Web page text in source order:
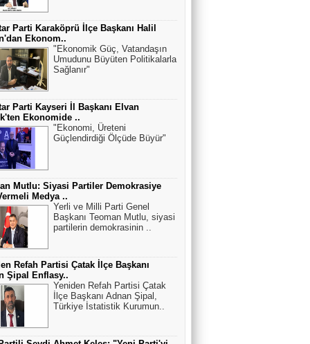
Parti Karaköprü İlçe Başkanı Halil
Ekonom..
"Ekonomik Güç, Vatandaşın
Umudunu Büyüten Politikalarla
Sağlanır"
Parti Kayseri İl Başkanı Elvan
Ekonomide ..
"Ekonomi, Üreteni
Güçlendirdiği Ölçüde Büyür"
Mutlu: Siyasi Partiler Demokrasiye
Medya ..
Yerli ve Milli Parti Genel
Başkanı Teoman Mutlu, siyasi
partilerin demokrasinin ..
Refah Partisi Çatak İlçe Başkanı
Şipal Enflasy..
Yeniden Refah Partisi Çatak
İlçe Başkanı Adnan Şipal,
Türkiye İstatistik Kurumun..